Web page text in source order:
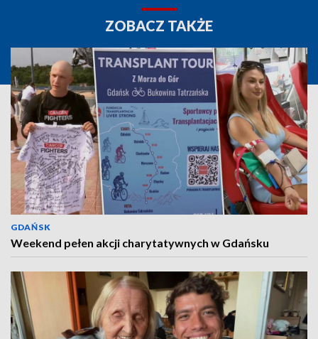
ZOBACZ TAKŻE
GDAŃSK
Weekend pełen akcji charytatywnych w Gdańsku